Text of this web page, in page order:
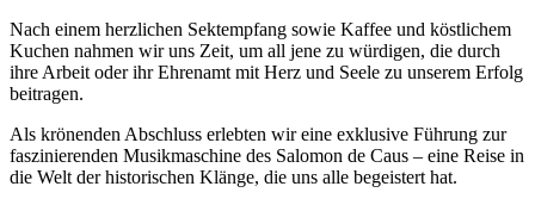
Nach einem herzlichen Sektempfang sowie Kaffee und köstlichem
Kuchen nahmen wir uns Zeit, um all jene zu würdigen, die durch
ihre Arbeit oder ihr Ehrenamt mit Herz und Seele zu unserem Erfolg
beitragen.
Als krönenden Abschluss erlebten wir eine exklusive Führung zur
faszinierenden Musikmaschine des Salomon de Caus – eine Reise in
die Welt der historischen Klänge, die uns alle begeistert hat.